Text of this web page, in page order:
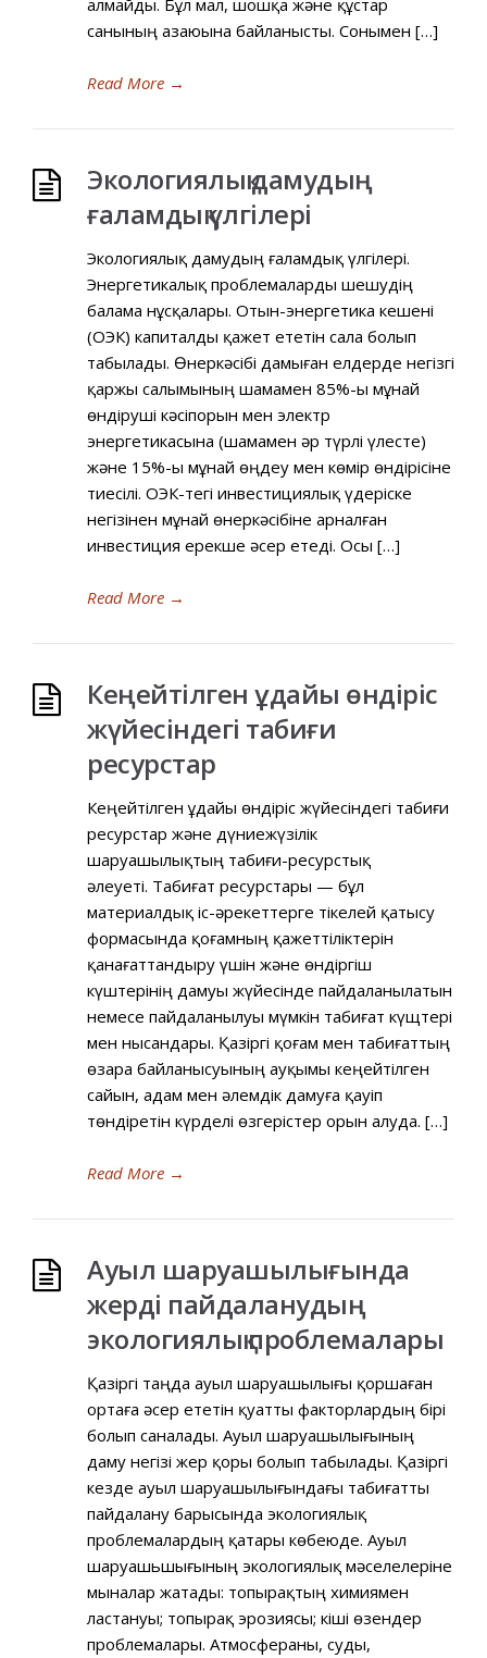
алмайды. Бұл мал, шошқа және құстар
санының азаюына байланысты. Сонымен […]
Read More →
Экологиялық дамудың
ғаламдық үлгілері
Экологиялық дамудың ғаламдық үлгілері.
Энергетикалық проблемаларды шешудің
балама нұсқалары. Отын-энергетика кешені
(ОЭК) капиталды қажет ететін сала болып
табылады. Өнеркәсібі дамыған елдерде негізгі
қаржы салымының шамамен 85%-ы мұнай
өндіруші кәсіпорын мен электр
энергетикасына (шамамен әр түрлі үлесте)
және 15%-ы мұнай өңдеу мен көмір өндірісіне
тиесілі. ОЭК-тегі инвестициялық үдеріске
негізінен мұнай өнеркәсібіне арналған
инвестиция ерекше әсер етеді. Осы […]
Read More →
Кеңейтілген ұдайы өндіріс
жүйесіндегі табиғи
ресурстар
Кеңейтілген ұдайы өндіріс жүйесіндегі табиғи
ресурстар және дүниежүзілік
шаруашылықтың табиғи-ресурстық
әлеуеті. Табиғат ресурстары — бұл
материалдық іс-әрекеттерге тікелей қатысу
формасында қоғамның қажеттіліктерін
қанағаттандыру үшін және өндіргіш
күштерінің дамуы жүйесінде пайдаланылатын
немесе пайдаланылуы мүмкін табиғат күщтері
мен нысандары. Қазіргі қоғам мен табиғаттың
өзара байланысуының ауқымы кеңейтілген
сайын, адам мен әлемдік дамуға қауіп
төндіретін күрделі өзгерістер орын алуда. […]
Read More →
Ауыл шаруашылығында
жерді пайдаланудың
экологиялық проблемалары
Қазіргі таңда ауыл шаруашылығы қоршаған
ортаға әсер ететін қуатты факторлардың бірі
болып саналады. Ауыл шаруашылығының
даму негізі жер қоры болып табылады. Қазіргі
кезде ауыл шаруашылығындағы табиғатты
пайдалану барысында экологиялық
проблемалардың қатары көбеюде. Ауыл
шаруашьшығының экологиялық мәселелеріне
мыналар жатады: топырақтың химиямен
ластануы; топырақ эрозиясы; кіші өзендер
проблемалары. Атмосфераны, суды,